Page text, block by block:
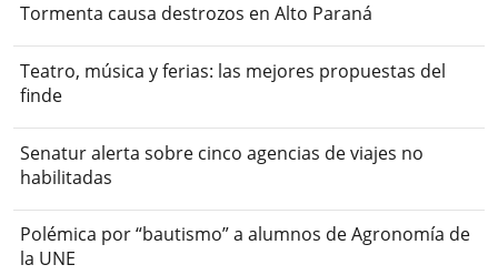
Tormenta causa destrozos en Alto Paraná
Teatro, música y ferias: las mejores propuestas del
finde
Senatur alerta sobre cinco agencias de viajes no
habilitadas
Polémica por “bautismo” a alumnos de Agronomía de
la UNE